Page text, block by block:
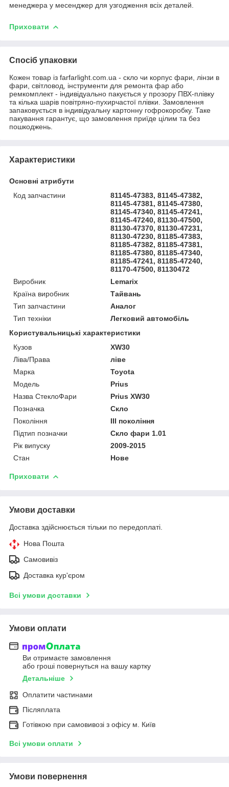
менеджера у месенджер для узгодження всіх деталей.
Приховати
Спосіб упаковки
Кожен товар із farfarlight.com.ua - скло чи корпус фари, лінзи в
фари, світловод, інструменти для ремонта фар або
ремкомплект - індивідуально пакується у прозору ПВХ-плівку
та кілька шарів повітряно-пухирчастої плівки. Замовлення
запаковується в індивідуальну картонну гофрокоробку. Таке
пакування гарантує, що замовлення приїде цілим та без
пошкоджень.
Характеристики
Основні атрибути
Код запчастини
81145-47383, 81145-47382,
81145-47381, 81145-47380,
81145-47340, 81145-47241,
81145-47240, 81130-47500,
81130-47370, 81130-47231,
81130-47230, 81185-47383,
81185-47382, 81185-47381,
81185-47380, 81185-47340,
81185-47241, 81185-47240,
81170-47500, 81130472
Виробник
Lemarix
Країна виробник
Тайвань
Тип запчастини
Аналог
Тип техніки
Легковий автомобіль
Користувальницькі характеристики
Кузов
XW30
Ліва/Права
ліве
Марка
Toyota
Мoдель
Prius
Назва СтеклоФари
Prius XW30
Позначка
Скло
Покоління
III покоління
Підтип позначки
Скло фари 1.01
Рік випуску
2009-2015
Стан
Нове
Приховати
Умови доставки
Доставка здійснюється тільки по передоплаті.
Нова Пошта
Самовивіз
Доставка кур'єром
Всі умови доставки
Умови оплати
Ви отримаєте замовлення
або гроші повернуться на вашу картку
Детальніше
Оплатити частинами
Післяплата
Готівкою при самовивозі з офісу м. Київ
Всі умови оплати
Умови повернення